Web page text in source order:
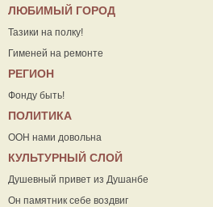
ЛЮБИМЫЙ ГОРОД
Тазики на полку!
Гименей на ремонте
РЕГИОН
Фонду быть!
ПОЛИТИКА
ООН нами довольна
КУЛЬТУРНЫЙ СЛОЙ
Душевный привет из Душанбе
Он памятник себе воздвиг